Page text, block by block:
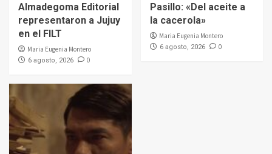
Almadegoma Editorial
representaron a Jujuy
en el FILT
Maria Eugenia Montero
6 agosto, 2026 0
Pasillo: «Del aceite a
la cacerola»
Maria Eugenia Montero
6 agosto, 2026 0